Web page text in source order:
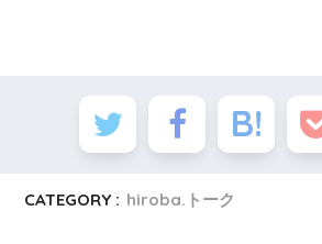
CATEGORY : hiroba.トーク